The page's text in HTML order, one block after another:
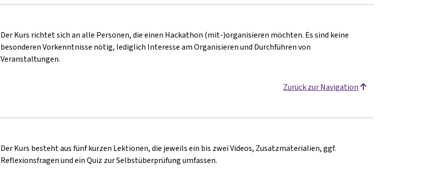
Der Kurs richtet sich an alle Personen, die einen Hackathon (mit-)organisieren möchten. Es sind keine
besonderen Vorkenntnisse nötig, lediglich Interesse am Organisieren und Durchführen von
Veranstaltungen.
Zurück zur Navigation
Der Kurs besteht aus fünf kurzen Lektionen, die jeweils ein bis zwei Videos, Zusatzmaterialien, ggf.
Reflexionsfragen und ein Quiz zur Selbstüberprüfung umfassen.